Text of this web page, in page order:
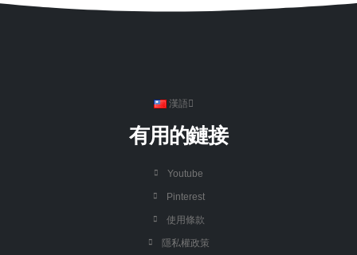
漢語
有用的鏈接
Youtube
Pinterest
使用條款
隱私權政策